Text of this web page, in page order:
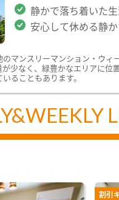
静かで落ち着いた
安心して休める静
マンスリーマンション・ウ
少なく、緑豊かなエリアに
ることもあります。
割引